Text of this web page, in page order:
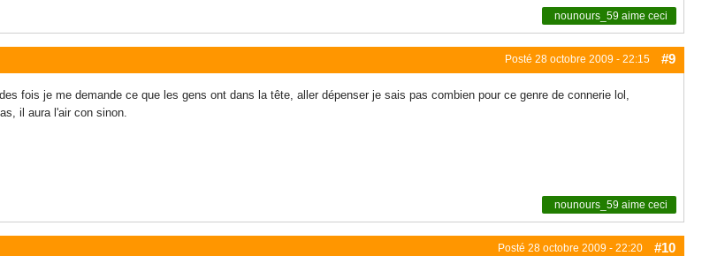
nounours_59 aime ceci
Posté 28 octobre 2009 - 22:15 #9
fois je me demande ce que les gens ont dans la tête, aller dépenser je sais pas combien pour ce genre de connerie lol,
il aura l'air con sinon.
nounours_59 aime ceci
Posté 28 octobre 2009 - 22:20 #10